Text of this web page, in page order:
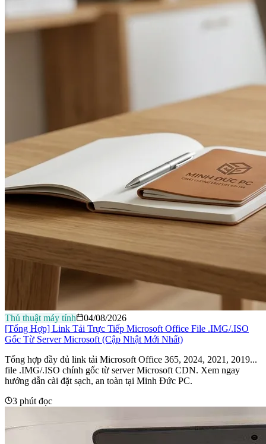
Thủ thuật máy tính
04/08/2026
[Tổng Hợp] Link Tải Trực Tiếp Microsoft Office File .IMG/.ISO
Gốc Từ Server Microsoft (Cập Nhật Mới Nhất)
Tổng hợp đầy đủ link tải Microsoft Office 365, 2024, 2021, 2019...
file .IMG/.ISO chính gốc từ server Microsoft CDN. Xem ngay
hướng dẫn cài đặt sạch, an toàn tại Minh Đức PC.
3 phút đọc